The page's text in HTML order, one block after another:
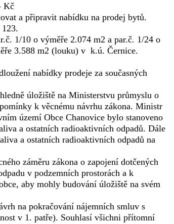
Kč
a připravit nabídku na prodej bytů.
1/10 o výměře 2.074 m2 a par.č. 1/24 o
3.588 m2 (louku) v k.ú. Černice.
nabídky prodeje za současných
úložiště na Ministerstvu průmyslu o
k věcnému návrhu zákona. Ministr
území Obce Chanovice bylo stanoveno
a ostatních radioaktivních odpadů. Dále
a ostatních radioaktivních odpadů na
záměru zákona o zapojení dotčených
v podzemních prostorách a k
aby mohly budování úložiště na svém
na pokračování nájemních smluv s
v 1. patře). Souhlasí všichni přítomní